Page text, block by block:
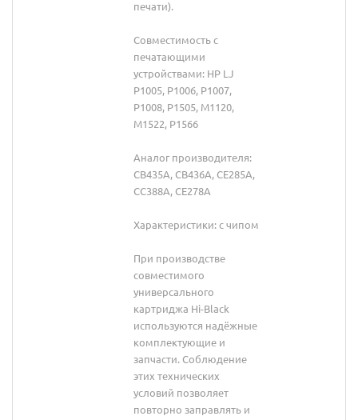
печати).
Совместимость с
печатающими
устройствами: HP LJ
P1005, P1006, P1007,
P1008, P1505, M1120,
M1522, P1566
Аналог производителя:
CB435A, CB436A, CE285A,
CC388A, CE278A
Характеристики: с чипом
При производстве
совместимого
универсального
картриджа Hi-Black
используются надёжные
комплектующие и
запчасти. Соблюдение
этих технических
условий позволяет
повторно заправлять и